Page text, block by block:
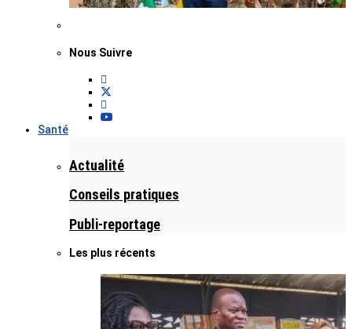
Nous Suivre
Santé
Actualité
Conseils pratiques
Publi-reportage
Les plus récents